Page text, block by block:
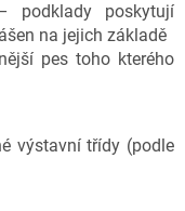
podklady poskytují
na jejich základě
pes toho kterého
výstavní třídy (podle